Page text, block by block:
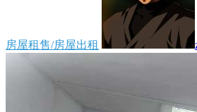
房屋租售/房屋出租